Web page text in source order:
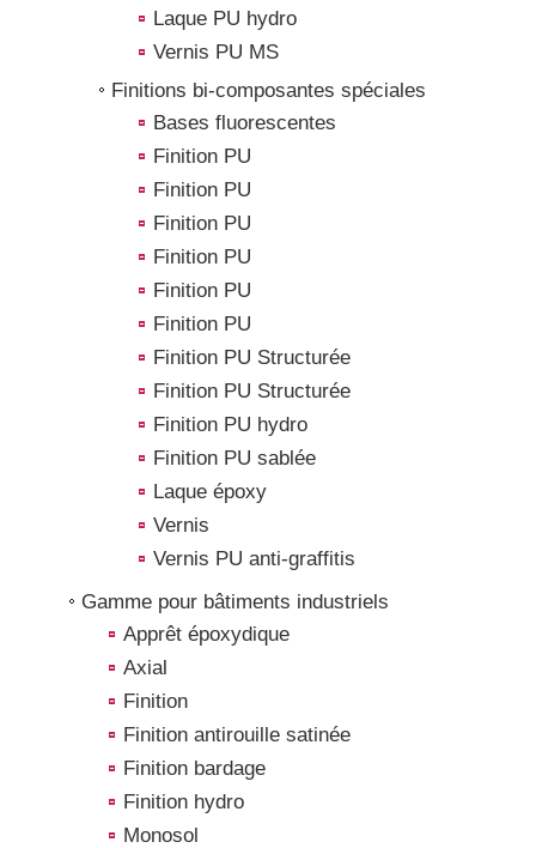
Laque PU hydro
Vernis PU MS
Finitions bi-composantes spéciales
Bases fluorescentes
Finition PU
Finition PU
Finition PU
Finition PU
Finition PU
Finition PU
Finition PU Structurée
Finition PU Structurée
Finition PU hydro
Finition PU sablée
Laque époxy
Vernis
Vernis PU anti-graffitis
Gamme pour bâtiments industriels
Apprêt époxydique
Axial
Finition
Finition antirouille satinée
Finition bardage
Finition hydro
Monosol